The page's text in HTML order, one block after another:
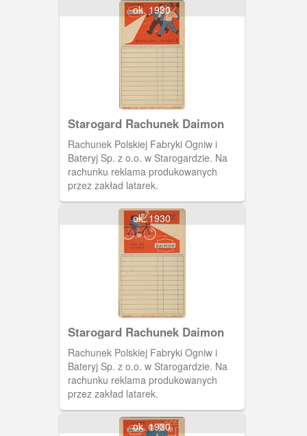
ok. 1930
Starogard Rachunek Daimon
Rachunek Polskiej Fabryki Ogniw i
Bateryj Sp. z o.o. w Starogardzie. Na
rachunku reklama produkowanych
przez zakład latarek.
ok. 1930
Starogard Rachunek Daimon
Rachunek Polskiej Fabryki Ogniw i
Bateryj Sp. z o.o. w Starogardzie. Na
rachunku reklama produkowanych
przez zakład latarek.
ok. 1930